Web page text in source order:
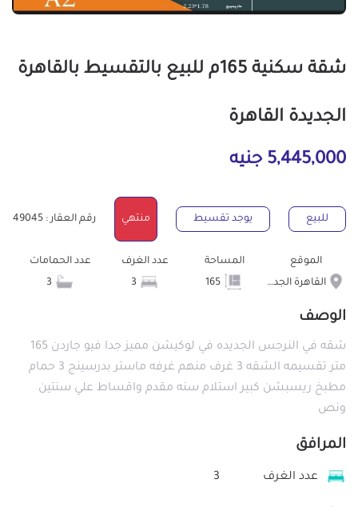
شقة سكنية 165م للبيع بالتقسيط بالقاهرة
الجديدة القاهرة
5,445,000 جنيه
للبيع يوجد تقسيط منتهي رقم العقار : 49045
الموقع
القاهرة الجديدة
المساحة
عدد الغرف
عدد الحمامات
الوصف
شقه في النرجس الجديده في لوكيشن مميز جدا فيو جاردن 165
متر تقسيمه الشقه 3 غرف منهم غرفه ماستر بدرسينج 3 حمام
مطبخ ريسبشن كبير استلام سنه مقدم واقساط علي سنتين
ونص
المرافق
عدد الغرف 3